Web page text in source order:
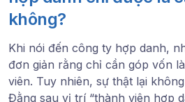
không?
Khi nói đến công ty hợp danh,
đơn giản rằng chỉ cần góp vốn
viên. Tuy nhiên, sự thật lại
Đằng sau vị trí “thành viên hợp